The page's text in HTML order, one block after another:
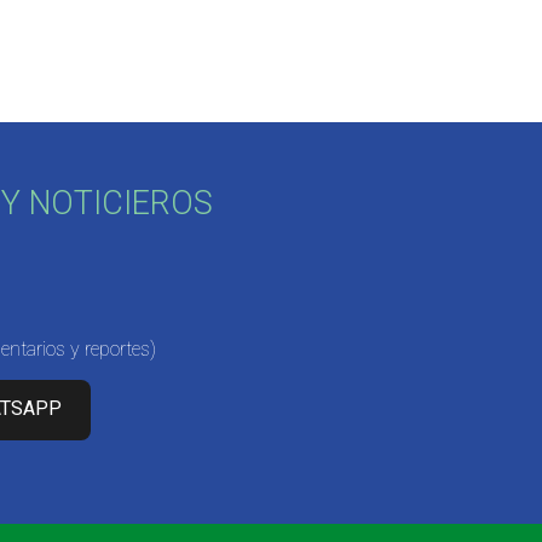
NOTICIEROS
y reportes)